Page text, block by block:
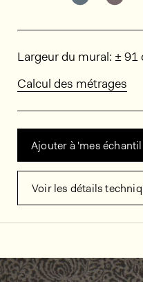
Dimensions
Largeur du mural: ± 91
Calcul des métrages
Ajouter à 'mes
Voir les détails